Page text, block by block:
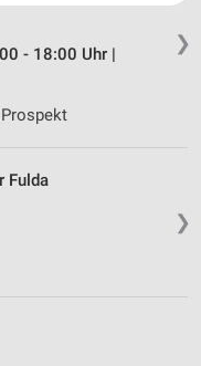
❯
- 18:00 Uhr |
❯
Fulda
von